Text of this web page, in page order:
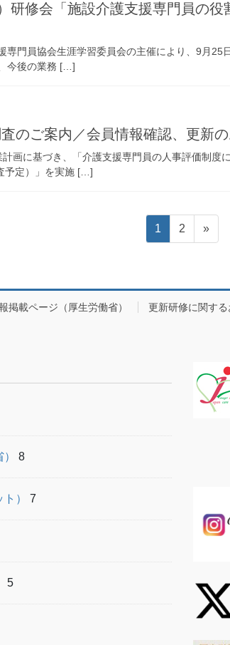
研修会「施設介護支援専門員の
専門員協会生涯学習委員会の主催により、9月
今後の業務 […]
のご案内／会員情報確認、更新
画に基づき、「介護支援専門員の人事評価制
予定）」を実施 […]
固
定
ジ
1
固
定
ジ
2 »
掲載ページ（厚生労働省） 更新研修に関する
8
） 7
5